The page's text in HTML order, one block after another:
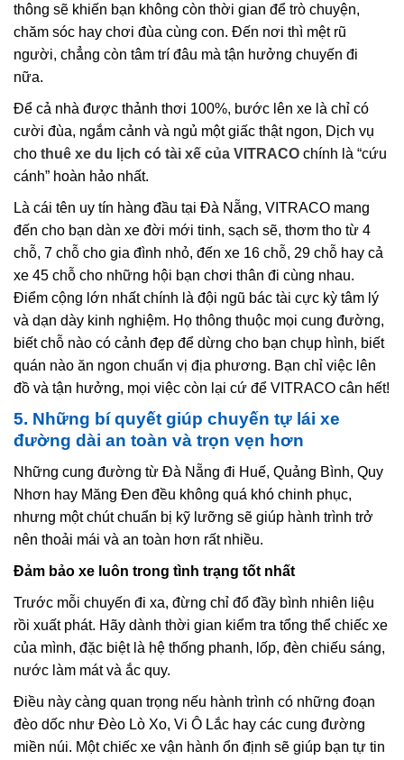
thông sẽ khiến bạn không còn thời gian để trò chuyện,
chăm sóc hay chơi đùa cùng con. Đến nơi thì mệt rũ
người, chẳng còn tâm trí đâu mà tận hưởng chuyến đi
nữa.
Để cả nhà được thảnh thơi 100%, bước lên xe là chỉ có
cười đùa, ngắm cảnh và ngủ một giấc thật ngon, Dịch vụ
cho thuê xe du lịch có tài xế của VITRACO chính là “cứu
cánh” hoàn hảo nhất.
Là cái tên uy tín hàng đầu tại Đà Nẵng, VITRACO mang
đến cho bạn dàn xe đời mới tinh, sạch sẽ, thơm tho từ 4
chỗ, 7 chỗ cho gia đình nhỏ, đến xe 16 chỗ, 29 chỗ hay cả
xe 45 chỗ cho những hội bạn chơi thân đi cùng nhau.
Điểm cộng lớn nhất chính là đội ngũ bác tài cực kỳ tâm lý
và dạn dày kinh nghiệm. Họ thông thuộc mọi cung đường,
biết chỗ nào có cảnh đẹp để dừng cho bạn chụp hình, biết
quán nào ăn ngon chuẩn vị địa phương. Bạn chỉ việc lên
đồ và tận hưởng, mọi việc còn lại cứ để VITRACO cân hết!
5. Những bí quyết giúp chuyến tự lái xe
đường dài an toàn và trọn vẹn hơn
Những cung đường từ Đà Nẵng đi Huế, Quảng Bình, Quy
Nhơn hay Măng Đen đều không quá khó chinh phục,
nhưng một chút chuẩn bị kỹ lưỡng sẽ giúp hành trình trở
nên thoải mái và an toàn hơn rất nhiều.
Đảm bảo xe luôn trong tình trạng tốt nhất
Trước mỗi chuyến đi xa, đừng chỉ đổ đầy bình nhiên liệu
rồi xuất phát. Hãy dành thời gian kiểm tra tổng thể chiếc xe
của mình, đặc biệt là hệ thống phanh, lốp, đèn chiếu sáng,
nước làm mát và ắc quy.
Điều này càng quan trọng nếu hành trình có những đoạn
đèo dốc như Đèo Lò Xo, Vi Ô Lắc hay các cung đường
miền núi. Một chiếc xe vận hành ổn định sẽ giúp bạn tự tin